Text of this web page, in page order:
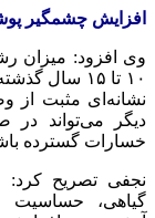
افزایش چشمگیر
وی افزود: میزان
۱۰ تا ۱۵
نشانه‌ای مثبت از
دیگر می‌تواند در
خسارات گسترده
نجفی تصریح
گیاهی،